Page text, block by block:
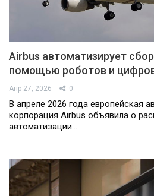
Airbus автоматизирует
помощью роботов и
Апр 27, 2026 0
В апреле 2026 года европейская
корпорация Airbus объявила о
автоматизации…